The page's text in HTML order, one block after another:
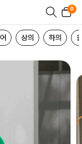
0
상의 하의